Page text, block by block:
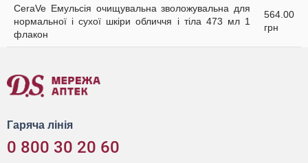
CeraVe Емульсія очищувальна зволожувальна для
нормальної і сухої шкіри обличчя і тіла 473 мл 1
флакон
564.00
грн
Гаряча лінія
0 800 30 20 60